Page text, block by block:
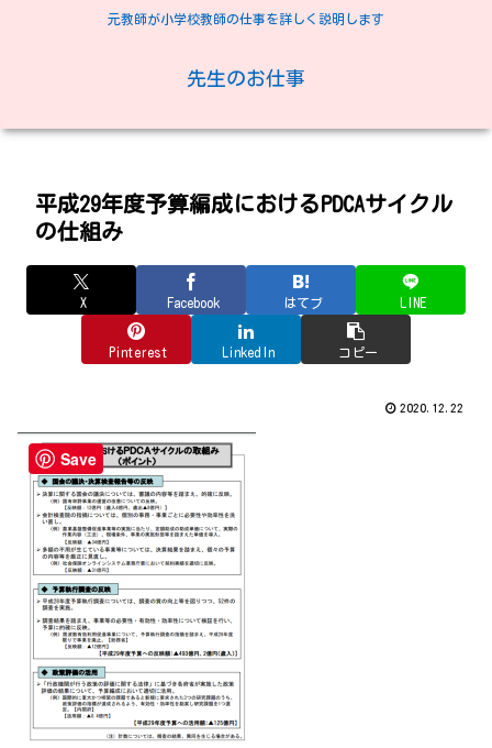
元教師が小学校教師の仕事を詳しく説明します
先生のお仕事
平成29年度予算編成におけるPDCAサイクル
の仕組み
X Facebook はてブ LINE
Pinterest LinkedIn コピー
2020.12.22
Save